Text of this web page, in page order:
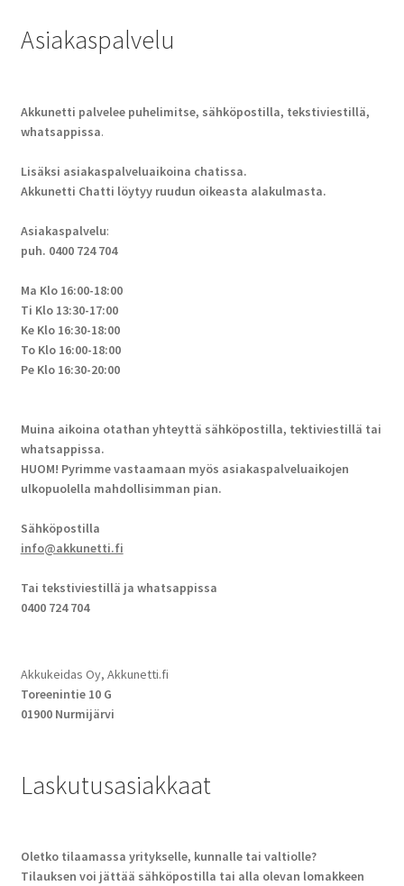
Asiakaspalvelu
Akkunetti palvelee puhelimitse, sähköpostilla, tekstiviestillä,
whatsappissa.
Lisäksi asiakaspalveluaikoina chatissa.
Akkunetti Chatti löytyy ruudun oikeasta alakulmasta.
Asiakaspalvelu:
puh. 0400 724 704
Ma Klo 16:00-18:00
Ti Klo 13:30-17:00
Ke Klo 16:30-18:00
To Klo 16:00-18:00
Pe Klo 16:30-20:00
Muina aikoina otathan yhteyttä sähköpostilla, tektiviestillä tai
whatsappissa.
HUOM! Pyrimme vastaamaan myös asiakaspalveluaikojen
ulkopuolella mahdollisimman pian.
Sähköpostilla
info@akkunetti.fi
Tai tekstiviestillä ja whatsappissa
0400 724 704
Akkukeidas Oy, Akkunetti.fi
Toreenintie 10 G
01900 Nurmijärvi
Laskutusasiakkaat
Oletko tilaamassa yritykselle, kunnalle tai valtiolle?
Tilauksen voi jättää sähköpostilla tai alla olevan lomakkeen